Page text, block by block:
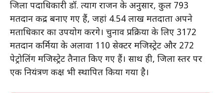
जिला पदाधिकारी डॉ. त्याग राजन के अनुसार, कुल 793
मतदान केंद्र बनाए गए हैं, जहां 4.54 लाख मतदाता अपने
मताधिकार का उपयोग करेंगे। चुनाव प्रक्रिया के लिए 3172
मतदान कर्मियों के अलावा 110 सेक्टर मजिस्ट्रेट और 272
पेट्रोलिंग मजिस्ट्रेट तैनात किए गए हैं। साथ ही, जिला स्तर पर
एक नियंत्रण कक्ष भी स्थापित किया गया है।